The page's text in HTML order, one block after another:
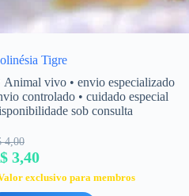
Tigre
Animal vivo • envio especializado
controlado • cuidado especial
sob consulta
4,00
3,40
exclusivo para membros